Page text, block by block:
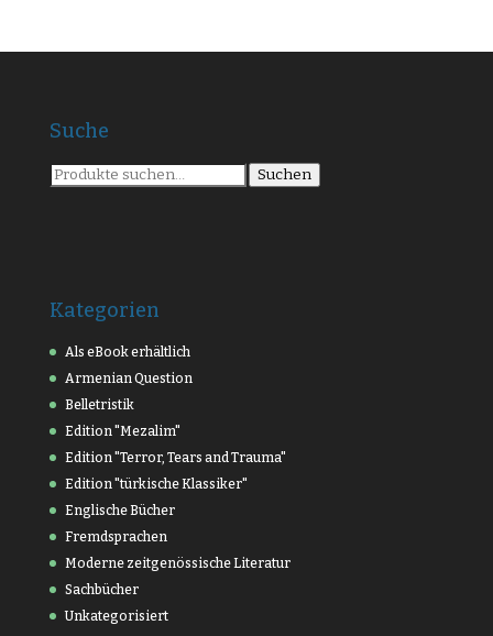
Suche
Suche
nach:
Suchen
Kategorien
Als eBook erhältlich
Armenian Question
Belletristik
Edition "Mezalim"
Edition "Terror, Tears and Trauma"
Edition "türkische Klassiker"
Englische Bücher
Fremdsprachen
Moderne zeitgenössische Literatur
Sachbücher
Unkategorisiert